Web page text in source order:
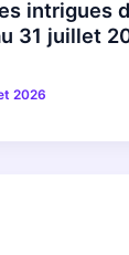
intrigues
31 juillet
2026